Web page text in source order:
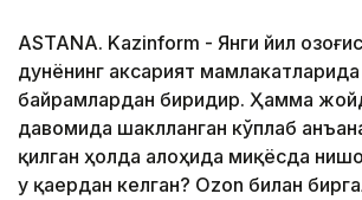
ASTANA. Kazinform - Янги йил
дунёнинг аксарият мамлакатларида
байрамлардан биридир. Ҳамма
давомида шаклланган кўплаб
қилган ҳолда алоҳида миқёсда
у қаердан келган? Ozon билан